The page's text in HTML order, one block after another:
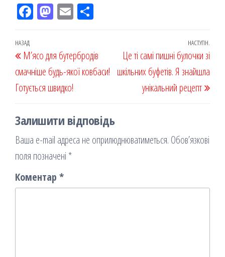
Fac
k
M
on
Em
ис
я
Навігація
записів
Попередній
запис
НАЗАД
М’ясо для бутербродів
смачніше будь-якої ковбаси!
Готується швидко!
НАСТУПН.
Це ті самі пишні булочки зі
шкільних буфетів. Я знайшла
унікальний рецепт
Залишити відповідь
Ваша e-mail адреса не оприлюднюватиметься. Обов’язкові
поля позначені *
Коментар *